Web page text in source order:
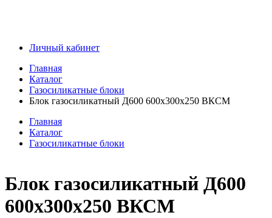
Личный кабинет
Главная
Каталог
Газосиликатные блоки
Блок газосиликатный Д600 600x300x250 ВКСМ
Главная
Каталог
Газосиликатные блоки
Блок газосиликатный Д600
600x300x250 ВКСМ